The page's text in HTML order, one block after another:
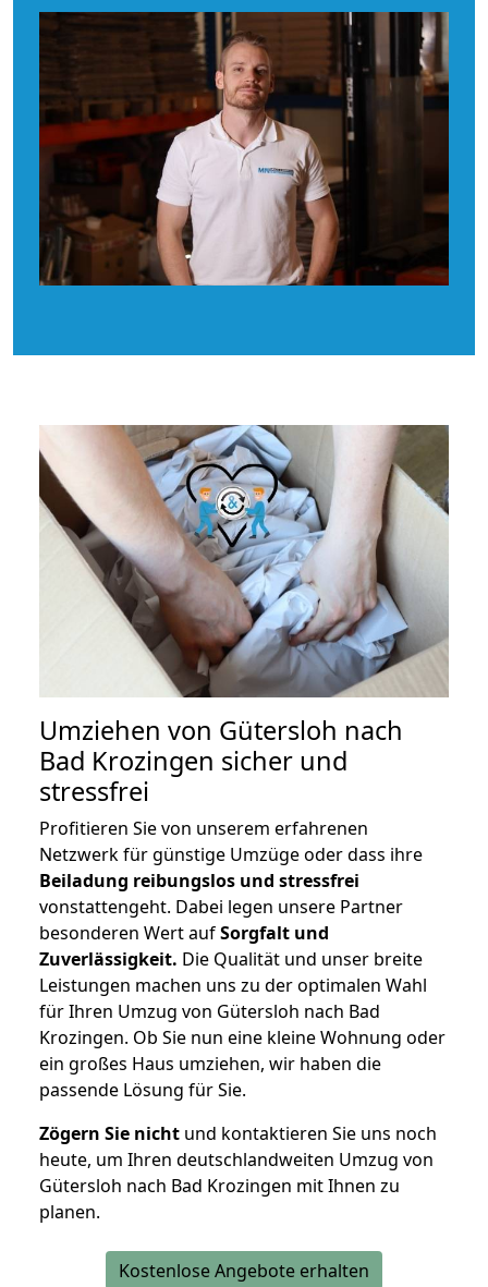
Umziehen von Gütersloh nach
Bad Krozingen sicher und
stressfrei
Profitieren Sie von unserem erfahrenen
Netzwerk für günstige Umzüge oder dass ihre
Beiladung reibungslos und stressfrei
vonstattengeht. Dabei legen unsere Partner
besonderen Wert aufSorgfalt und
Zuverlässigkeit. Die Qualität und unser breite
Leistungen machen uns zu der optimalen Wahl
für Ihren Umzug von Gütersloh nach Bad
Krozingen. Ob Sie nun eine kleine Wohnung oder
ein großes Haus umziehen, wir haben die
passende Lösung für Sie.
Zögern Sie nicht und kontaktieren Sie uns noch
heute, um Ihren deutschlandweiten Umzug von
Gütersloh nach Bad Krozingen mit Ihnen zu
planen.
Kostenlose Angebote erhalten